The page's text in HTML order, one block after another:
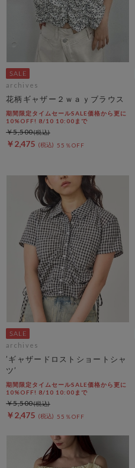
archives
花柄ギャザー２ｗａｙブラウス
期間限定タイムセールSALE価格から更に
10%OFF! 8/10 10:00まで
￥2,475 55％OFF
￥5,500
archives
’ギャザードロストショートシャ
ツ’
期間限定タイムセールSALE価格から更に
10%OFF! 8/10 10:00まで
￥2,475 55％OFF
￥5,500